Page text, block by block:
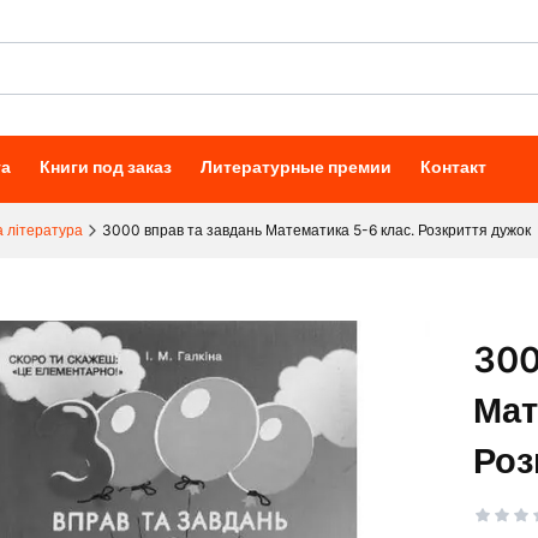
Книги под заказ Литературные премии Контакт
література 3000 вправ та завдань Математика 5-6 клас. Розкриття дужок